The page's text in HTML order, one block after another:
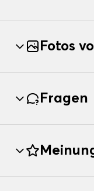
Fotos
Fragen